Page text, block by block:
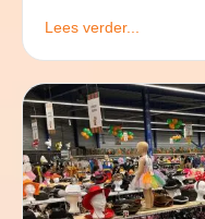
Lees verder...